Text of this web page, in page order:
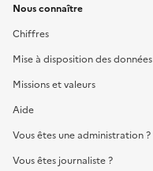
Nous connaître
Chiffres
Mise à disposition des données
Missions et valeurs
Aide
Vous êtes une administration ?
Vous êtes journaliste ?